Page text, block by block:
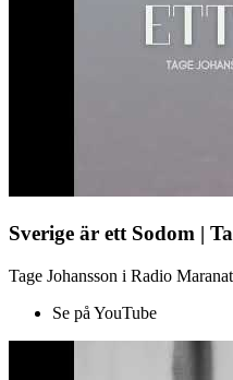
Sverige är ett Sodom |
Tage Johansson i Radio
Se på YouTube